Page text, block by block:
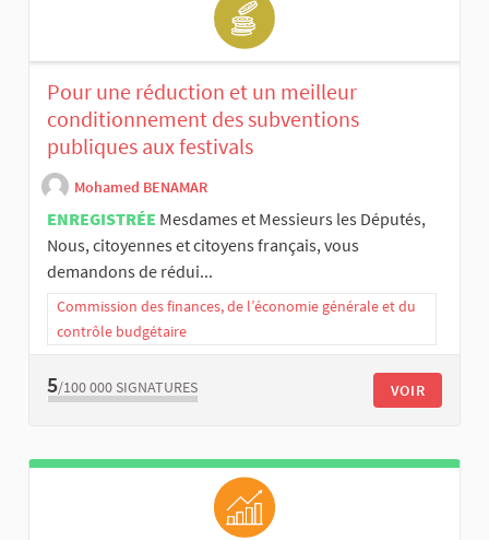
Pour une réduction et un meilleur
conditionnement des subventions
publiques aux festivals
Mohamed BENAMAR
ENREGISTRÉE Mesdames et Messieurs les Députés,
Nous, citoyennes et citoyens français, vous
demandons de rédui...
Commission des finances, de l’économie générale et du
contrôle budgétaire
5/100 000 SIGNATURES VOIR